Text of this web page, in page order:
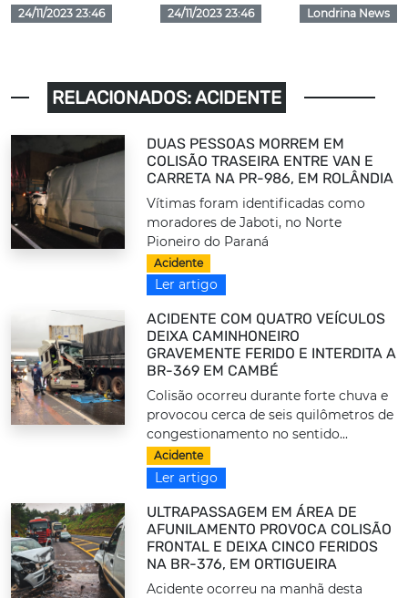
24/11/2023 23:46 24/11/2023 23:46 Londrina News
RELACIONADOS: ACIDENTE
DUAS PESSOAS MORREM EM
COLISÃO TRASEIRA ENTRE VAN E
CARRETA NA PR-986, EM ROLÂNDIA
Vítimas foram identificadas como
moradores de Jaboti, no Norte
Pioneiro do Paraná
Acidente
Ler artigo
ACIDENTE COM QUATRO VEÍCULOS
DEIXA CAMINHONEIRO
GRAVEMENTE FERIDO E INTERDITA A
BR-369 EM CAMBÉ
Colisão ocorreu durante forte chuva e
provocou cerca de seis quilômetros de
congestionamento no sentido...
Acidente
Ler artigo
ULTRAPASSAGEM EM ÁREA DE
AFUNILAMENTO PROVOCA COLISÃO
FRONTAL E DEIXA CINCO FERIDOS
NA BR-376, EM ORTIGUEIRA
Acidente ocorreu na manhã desta